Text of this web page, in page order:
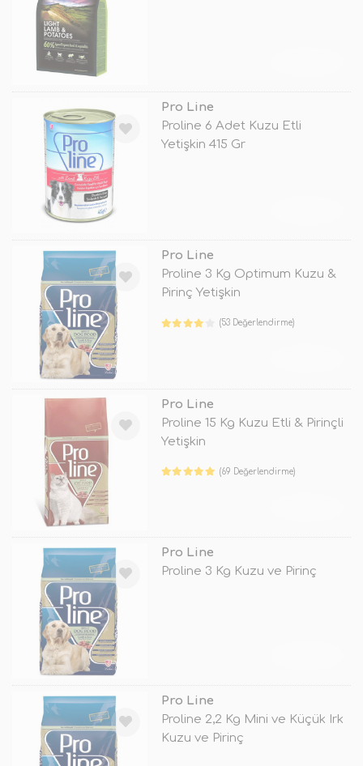
Pro Line
Proline 6 Adet Kuzu Etli
Yetişkin 415 Gr
Pro Line
Proline 3 Kg Optimum Kuzu &
Pirinç Yetişkin
(53 Değerlendirme)
Pro Line
Proline 15 Kg Kuzu Etli & Pirinçli
Yetişkin
(69 Değerlendirme)
Pro Line
Proline 3 Kg Kuzu ve Pirinç
Pro Line
Proline 2,2 Kg Mini ve Küçük Irk
Kuzu ve Pirinç